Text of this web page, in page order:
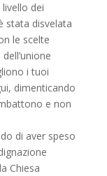
dei
stata disvelata
le scelte
i tuoi
dimenticando
e non
di aver speso
Chiesa